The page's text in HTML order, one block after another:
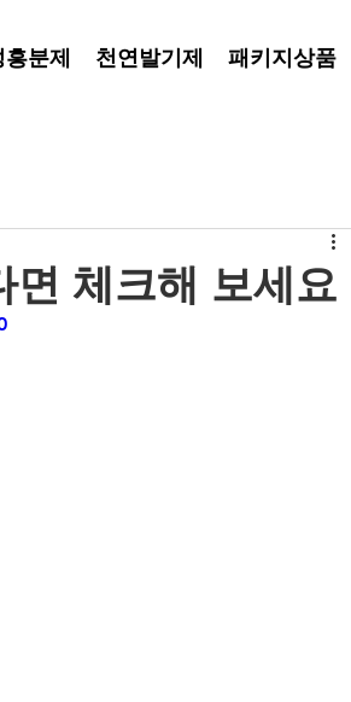
분제 천연발기제 패키지상품
면 체크해 보세요